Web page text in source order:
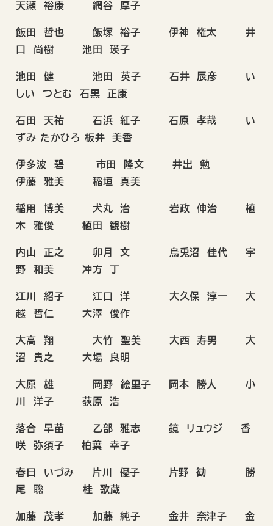
天瀬 裕康 網谷 厚子
飯田 哲也 飯塚 裕子 伊神 権太 井
口 尚樹 池田 瑛子
池田 健 池田 英子 石井 辰彦 い
しい つとむ 石黒 正康
石田 天祐 石浜 紅子 石原 孝哉 い
ずみ たかひろ 板井 美香
伊多波 碧 市田 隆文 井出 勉
伊藤 雅美 稲垣 真美
稲用 博美 犬丸 治 岩政 伸治 植
木 雅俊 植田 観樹
内山 正之 卯月 文 烏兎沼 佳代 宇
野 和美 冲方 丁
江川 紹子 江口 洋 大久保 淳一 大
越 哲仁 大澤 俊作
大高 翔 大竹 聖美 大西 寿男 大
沼 貴之 大場 良明
大原 雄 岡野 絵里子 岡本 勝人 小
川 洋子 荻原 浩
落合 早苗 乙部 雅志 鏡 リュウジ 香
咲 弥須子 柏葉 幸子
春日 いづみ 片川 優子 片野 勧 勝
尾 聡 桂 歌蔵
加藤 茂孝 加藤 純子 金井 奈津子 金